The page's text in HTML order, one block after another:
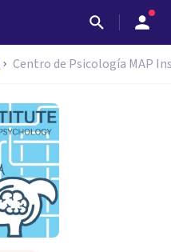
Centro de Psicología MAP